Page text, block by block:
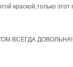
краской,только этот
ВСЕГДА